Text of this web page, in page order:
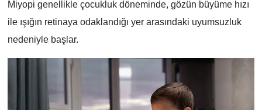
Miyopi genellikle çocukluk döneminde, gözün büyüme hızı
ile ışığın retinaya odaklandığı yer arasındaki uyumsuzluk
nedeniyle başlar.